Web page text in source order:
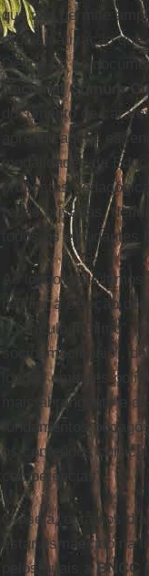
que nos permite
problematização que
Define-se no
Nacional Comum
documento de
aprendizagens
modalidades da
propostas
redes privadas,
todos os estudantes
Ao longo dos
regular a seleção
“currículo mínimo”,
socioemocionais”,
longos embates
mais abrangente e
fundamentos
os conteúdos
competências”.
Ou seja, estamos
estar esmaecido na
pelos quais aBNCC